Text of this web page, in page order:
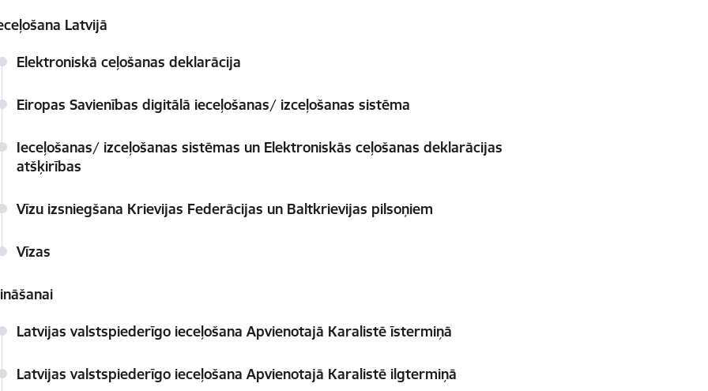
Latvijā
Elektroniskā ceļošanas deklarācija
Eiropas Savienības digitālā ieceļošanas/ izceļošanas sistēma
Ieceļošanas/ izceļošanas sistēmas un Elektroniskās ceļošanas deklarācijas
atšķirības
Vīzu izsniegšana Krievijas Federācijas un Baltkrievijas pilsoņiem
Vīzas
Latvijas valstspiederīgo ieceļošana Apvienotajā Karalistē īstermiņā
Latvijas valstspiederīgo ieceļošana Apvienotajā Karalistē ilgtermiņā